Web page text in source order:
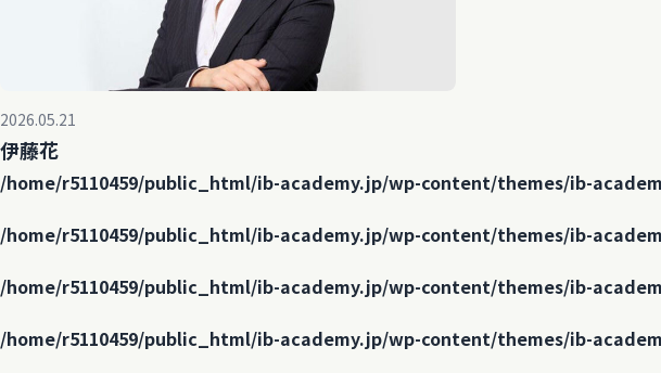
2026.05.21
伊藤花
/home/r5110459/public_html/ib-academy.jp/wp-content/themes/ib-
/home/r5110459/public_html/ib-academy.jp/wp-content/themes/ib-
/home/r5110459/public_html/ib-academy.jp/wp-content/themes/ib-
/home/r5110459/public_html/ib-academy.jp/wp-content/themes/ib-